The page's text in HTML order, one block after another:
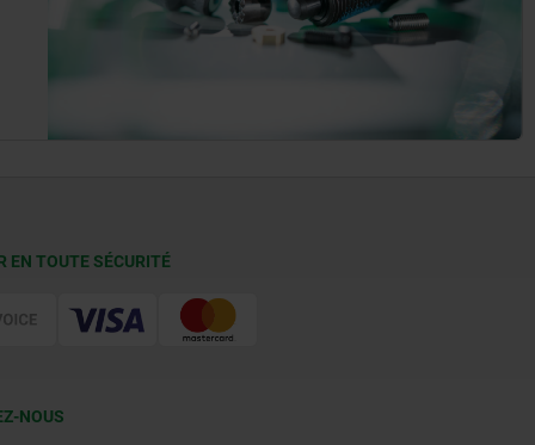
EN TOUTE SÉCURITÉ
NOUS